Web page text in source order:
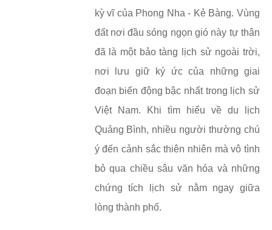
kỳ vĩ của Phong Nha - Kẻ Bàng. Vùng
đất nơi đầu sóng ngọn gió này tự thân
đã là một bảo tàng lịch sử ngoài trời,
nơi lưu giữ ký ức của những giai
đoạn biến động bậc nhất trong lịch sử
Việt Nam. Khi tìm hiểu về du lịch
Quảng Bình, nhiều người thường chú
ý đến cảnh sắc thiên nhiên mà vô tình
bỏ qua chiều sâu văn hóa và những
chứng tích lịch sử nằm ngay giữa
lòng thành phố.